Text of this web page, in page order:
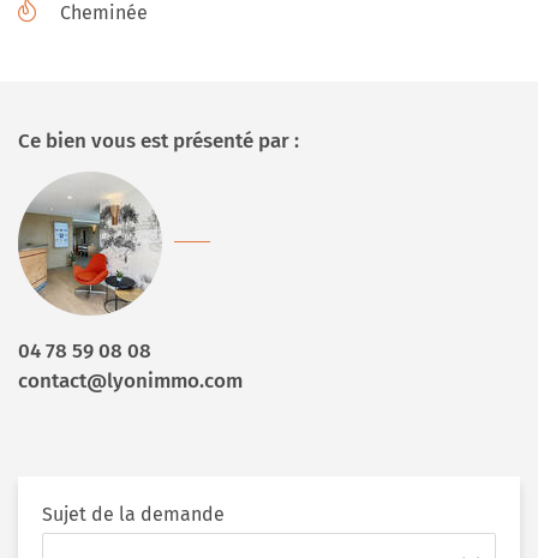
Cheminée
Ce bien vous est présenté par :
04 78 59 08 08
contact@lyonimmo.com
Sujet de la demande